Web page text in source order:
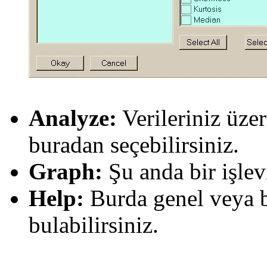
Analyze: Verileriniz
buradan seçebilirsiniz.
Graph: Şu anda bir
Help: Burda genel
bulabilirsiniz.